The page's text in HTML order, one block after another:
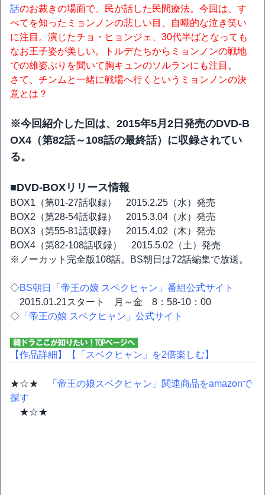
話のお裁きの場面で、民が話した民間療法。今回は、す
べてを知ったミョンノンの悲しい目、自嘲的な泣き笑い
に注目。演じたチョ・ヒョンジェ、30代半ばとなっても
なお王子姿が美しい。トルデたちからミョンノンの戦地
での雄姿ぶりを聞いて胸キュンのソルランにも注目。
さて、チンムと一緒に戦場へ行くというミョンノンの決
意とは？
※今回紹介した回は、2015年5月2日発売のDVD-B
OX4（第82話～108話の最終話）に収録されてい
る。
■DVD-BOXリリース情報
BOX1（第01-27話収録） 2015.2.25（水）発売
BOX2（第28-54話収録） 2015.3.04（水）発売
BOX3（第55-81話収録） 2015.4.02（木）発売
BOX4（第82-108話収録） 2015.5.02（土）発売
※ノーカット完全版108話。BS朝日は72話編集で放送。
◇BS朝日「帝王の娘 スベクヒャン」番組公式サイト
2015.01.21スタート 月～金 8：58-10：00
◇ 「帝王の娘 スベクヒャン」公式サイト
【作品詳細】 【「スベクヒャン」を2倍楽しむ】
★☆★
「帝王の娘スベクヒャン」関連商品をamazonで
探す
★☆★